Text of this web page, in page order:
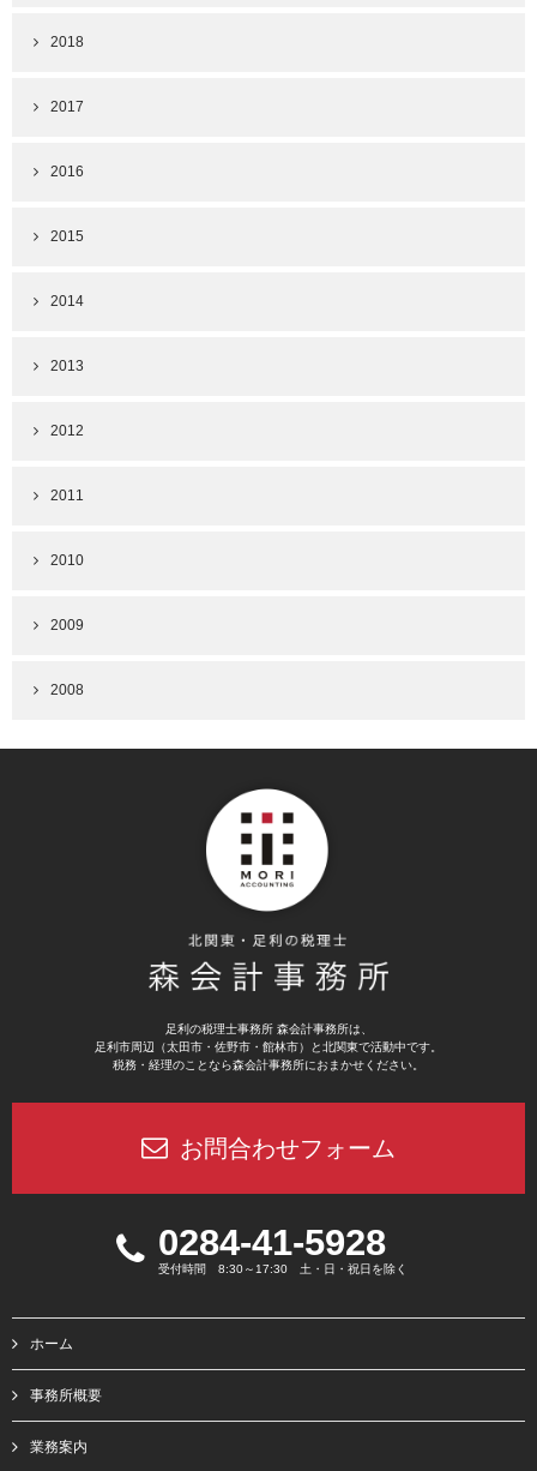
2018
2017
2016
2015
2014
2013
2012
2011
2010
2009
2008
足利の税理士事務所 森会計事務所は、
足利市周辺（太田市・佐野市・館林市）と北関東で活動中です。
税務・経理のことなら森会計事務所におまかせください。
お問合わせフォーム
0284-41-5928
受付時間 8:30～17:30 土・日・祝日を除く
ホーム
事務所概要
業務案内